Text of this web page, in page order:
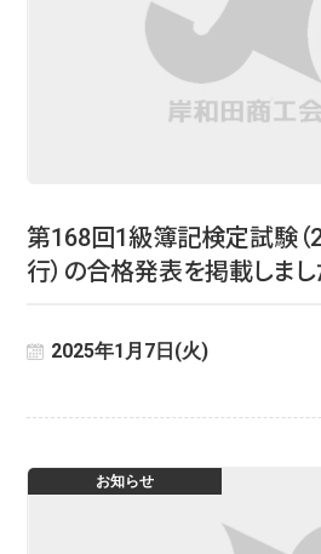
第168回1級簿記検定試験
行）の合格発表を掲載しまし
2025年1月7日(火)
お知らせ